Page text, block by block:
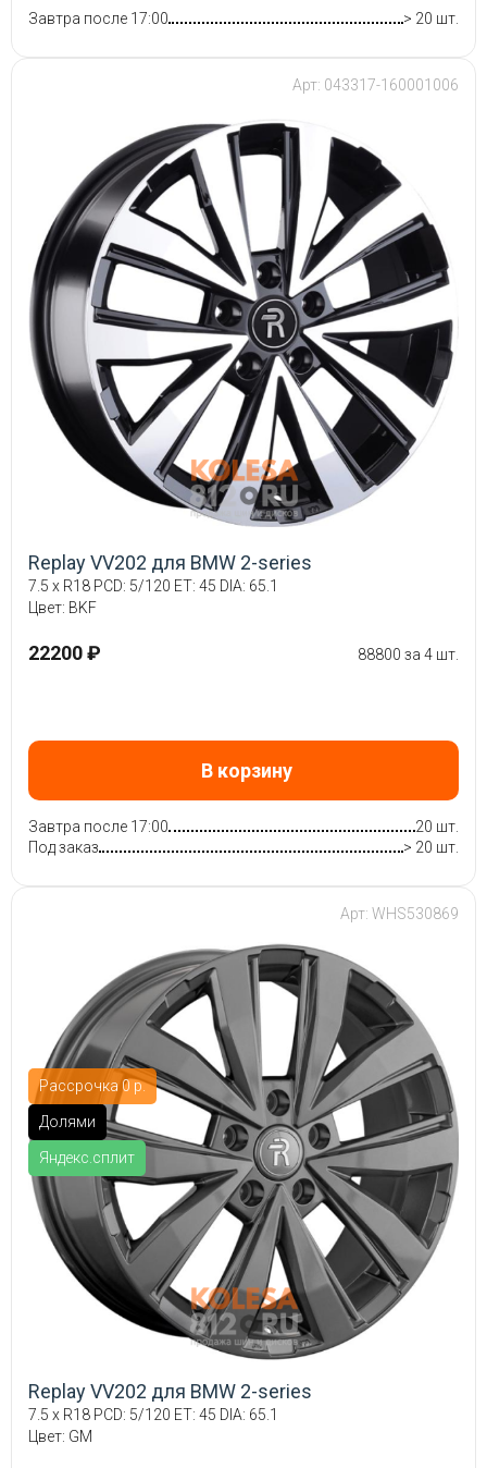
Завтра после 17:00 > 20 шт.
Арт: 043317-160001006
Replay VV202 для BMW 2-series
7.5 x R18 PCD: 5/120 ET: 45 DIA: 65.1
Цвет: BKF
22200 ₽ 88800 за 4 шт.
В корзину
Завтра после 17:00
20 шт.
Под заказ
> 20 шт.
Рассрочка 0 р.
Долями
Яндекс.сплит
Арт: WHS530869
Replay VV202 для BMW 2-series
7.5 x R18 PCD: 5/120 ET: 45 DIA: 65.1
Цвет: GM